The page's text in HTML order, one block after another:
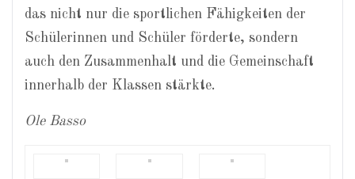
das nicht nur die sportlichen Fähigkeiten der
Schülerinnen und Schüler förderte, sondern
auch den Zusammenhalt und die Gemeinschaft
innerhalb der Klassen stärkte.
Ole Basso